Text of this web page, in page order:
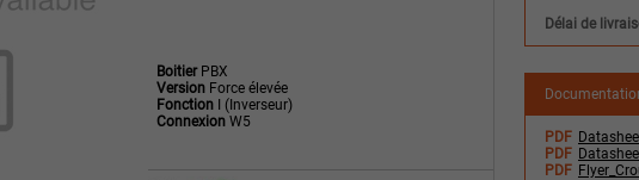
Délai de
PDF
PDF
PDF
BoitierPBX
Version Force élevée
Fonction I (Inverseur)
Connexion W5